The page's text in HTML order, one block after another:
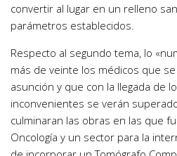
convertir al lugar en un relleno
parámetros establecidos.
Respecto al segundo tema, lo
más de veinte los médicos que
asunción y que con la llegada de
inconvenientes se verán
culminaran las obras en las que
Oncología y un sector para la